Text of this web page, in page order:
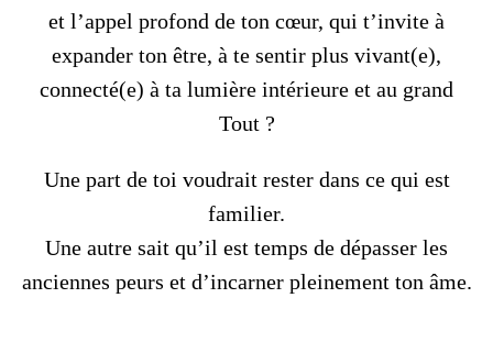
et l’appel profond de ton cœur, qui t’invite à
expander ton être, à te sentir plus vivant(e),
connecté(e) à ta lumière intérieure et au grand
Tout ?
Une part de toi voudrait rester dans ce qui est
familier.
Une autre sait qu’il est temps de dépasser les
anciennes peurs et d’incarner pleinement ton âme.